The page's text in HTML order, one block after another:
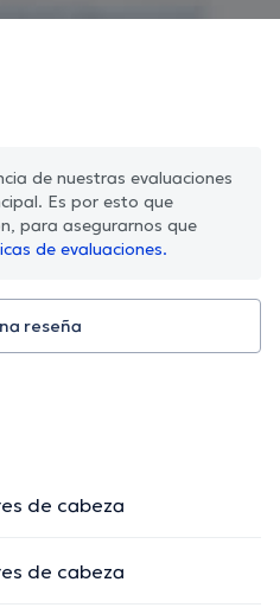
de nuestras evaluaciones
Es por esto que
para asegurarnos que
de evaluaciones.
reseña
de cabeza
de cabeza